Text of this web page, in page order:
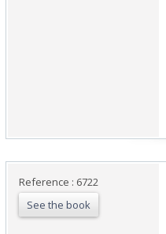
Reference : 6722
See the book